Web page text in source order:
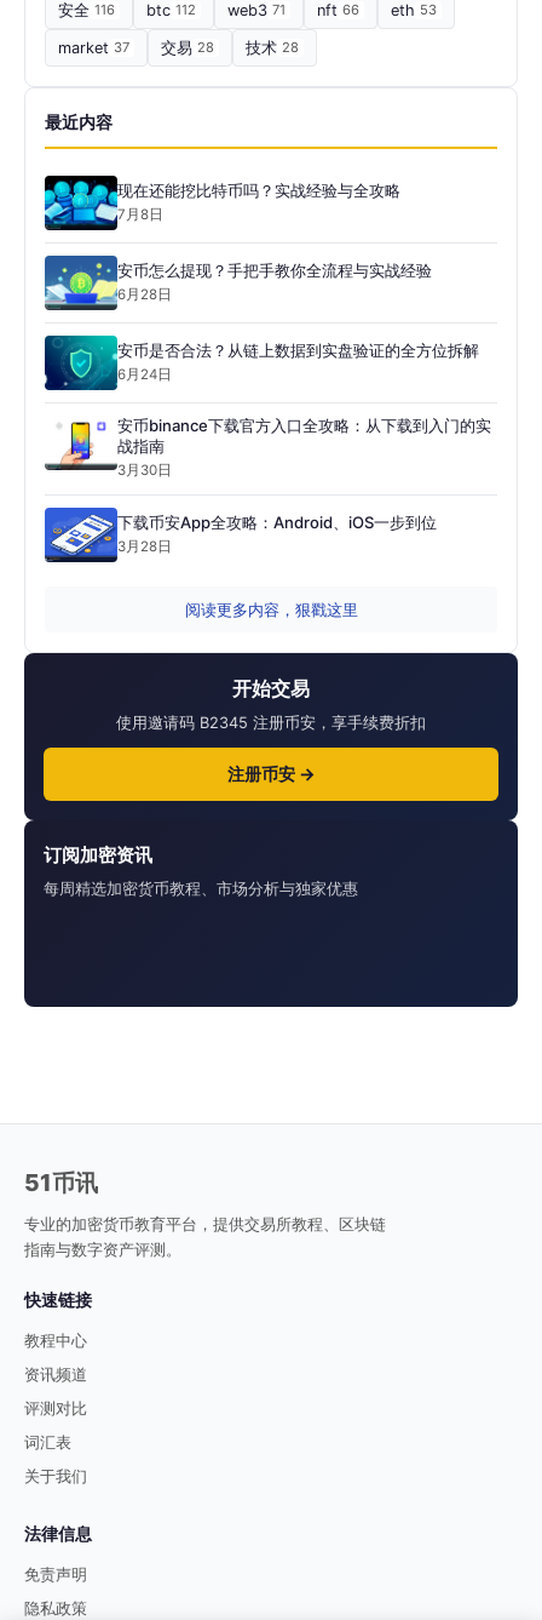
安全 116 btc 112 web3 71 nft 66 eth 53
market 37 交易 28 技术 28
最近内容
现在还能挖比特币吗？实战经验与全攻略
7月8日
安币怎么提现？手把手教你全流程与实战经验
6月28日
安币是否合法？从链上数据到实盘验证的全方位拆解
6月24日
安币binance下载官方入口全攻略：从下载到入门的实
战指南
3月30日
下载币安App全攻略：Android、iOS一步到位
3月28日
阅读更多内容，狠戳这里
开始交易
使用邀请码 B2345 注册币安，享手续费折扣
注册币安 →
订阅加密资讯
每周精选加密货币教程、市场分析与独家优惠
51币讯
专业的加密货币教育平台，提供交易所教程、区块链
指南与数字资产评测。
快速链接
教程中心
资讯频道
评测对比
词汇表
关于我们
法律信息
免责声明
隐私政策